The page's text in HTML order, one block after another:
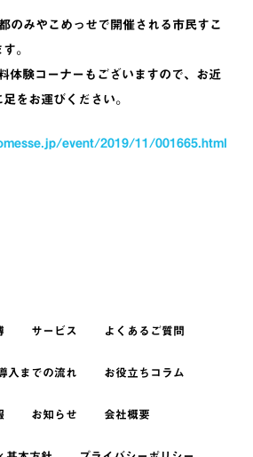
のみやこめっせで開催される市民すこ
。
体験コーナーもございますので、お近
をお運びください。
event/2019/11/001665.html
サービス よくあるご質問
入までの流れ お役立ちコラム
お知らせ 会社概要